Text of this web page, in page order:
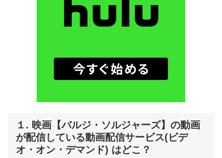
１. 映画【バルジ・ソルジャーズ】の動画
が配信している動画配信サービス(ビデ
オ・オン・デマンド) はどこ？